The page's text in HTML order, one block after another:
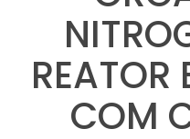
REATOR
COM